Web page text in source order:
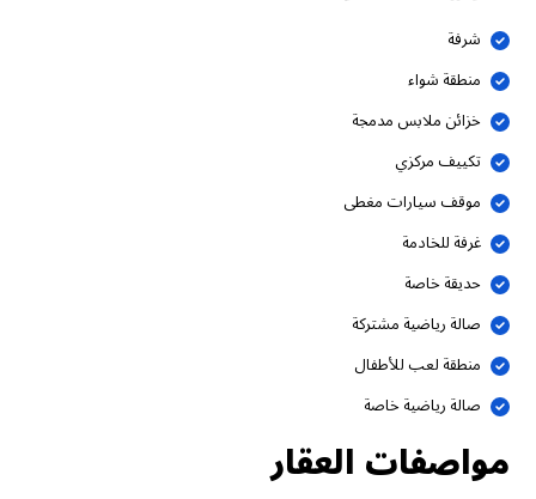
شرفة
منطقة شواء
خزائن ملابس مدمجة
تكييف مركزي
موقف سيارات مغطى
غرفة للخادمة
حديقة خاصة
صالة رياضية مشتركة
منطقة لعب للأطفال
صالة رياضية خاصة
مواصفات العقار